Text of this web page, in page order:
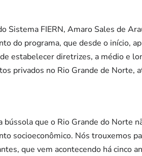
Sistema FIERN, Amaro Sales de
do programa, que desde o início,
estabelecer diretrizes, a médio e
privados no Rio Grande de Norte,
bússola que o Rio Grande do Norte
socioeconômico. Nós trouxemos
que vem acontecendo há cinco